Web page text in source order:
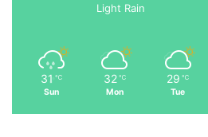
Light Rain
31 ℃
Sun
32 ℃
Mon
29 ℃
Tue